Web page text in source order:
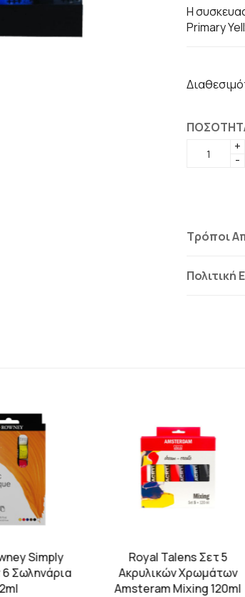
Η
Primary
+
-
Τρόποι
Πολιτική
Simply
Σωληνάρια
Royal Talens Σετ 5
Ακρυλικών Χρωμάτων
Amsteram Mixing 120ml